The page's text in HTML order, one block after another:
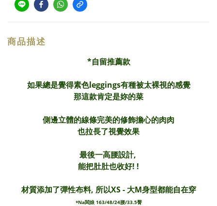
商品描述
*自留推薦款
如果總是覺得素色leggings有種被太裸視的感覺
那這款肯定是妳的菜
側邊立體的線條完美的修飾擔心的肉肉
也拉長了視覺效果
最後一高腰設計,
能把肚肚也收好! !
材質添加了彈性布料, 所以XS - 大M身型都能自在穿
*Na闆娘 163/48/24腰/33.5臀